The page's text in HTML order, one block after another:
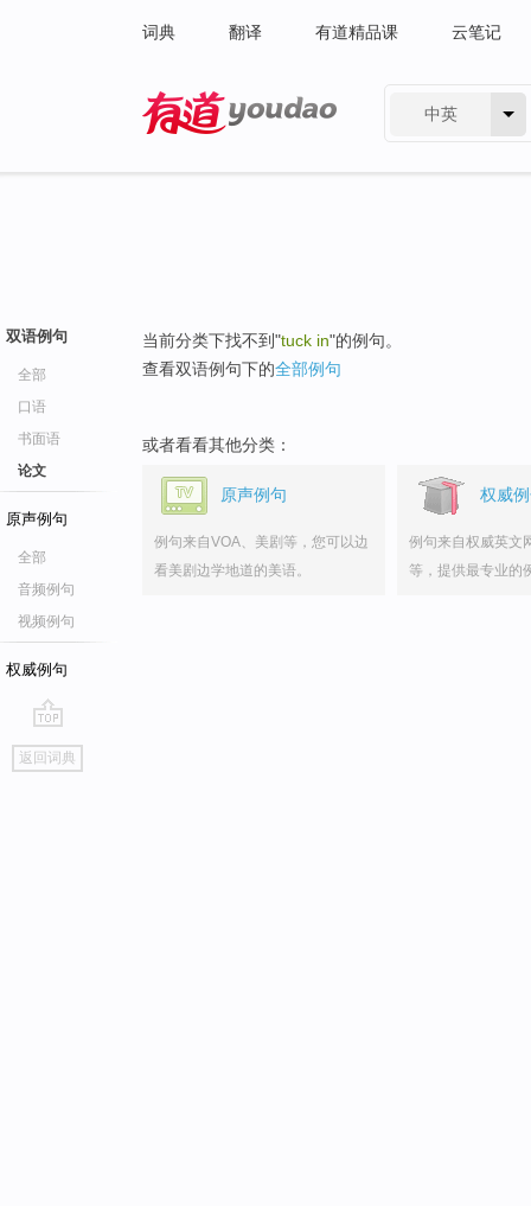
词典 翻译 有道精品课 云笔记
中英
双语例句
全部
口语
书面语
论文
原声例句
全部
音频例句
视频例句
权威例句
go
top
返回词典
当前分类下找不到"tuck in"的例句。
查看双语例句下的全部例句
或者看看其他分类：
原声例句
例句来自VOA、美剧等，您可以边
看美剧边学地道的美语。
权威
例句来自权威英文
等，提供最专业的